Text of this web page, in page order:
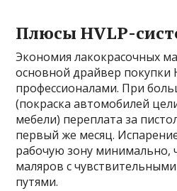
Плюсы HVLP-
Экономия лакокрасочных
основной драйвер покупки
профессионалами. При
(покраска автомобилей
мебели) переплата за
первый же месяц.
рабочую зону минимально,
маляров с
путями.